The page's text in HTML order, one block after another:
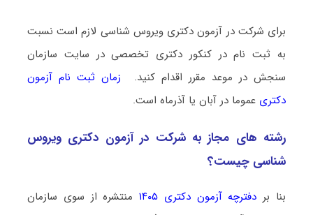
برای شرکت در آزمون دکتری وﻳﺮوس ﺷﻨﺎسی لازم است نسبت
به ثبت نام در کنکور دکتری تخصصی در سایت سازمان
سنجش در موعد مقرر اقدام کنید.
زمان ثبت نام آزمون
دکتری عموما در آبان یا آذرماه است.
رشته­ های مجاز به شرکت در آزمون دکتری وﻳﺮوس
ﺷﻨﺎسی چیست؟
بنا بر دفترچه آزمون دکتری ۱۴۰۵
منتشره از سوی سازمان